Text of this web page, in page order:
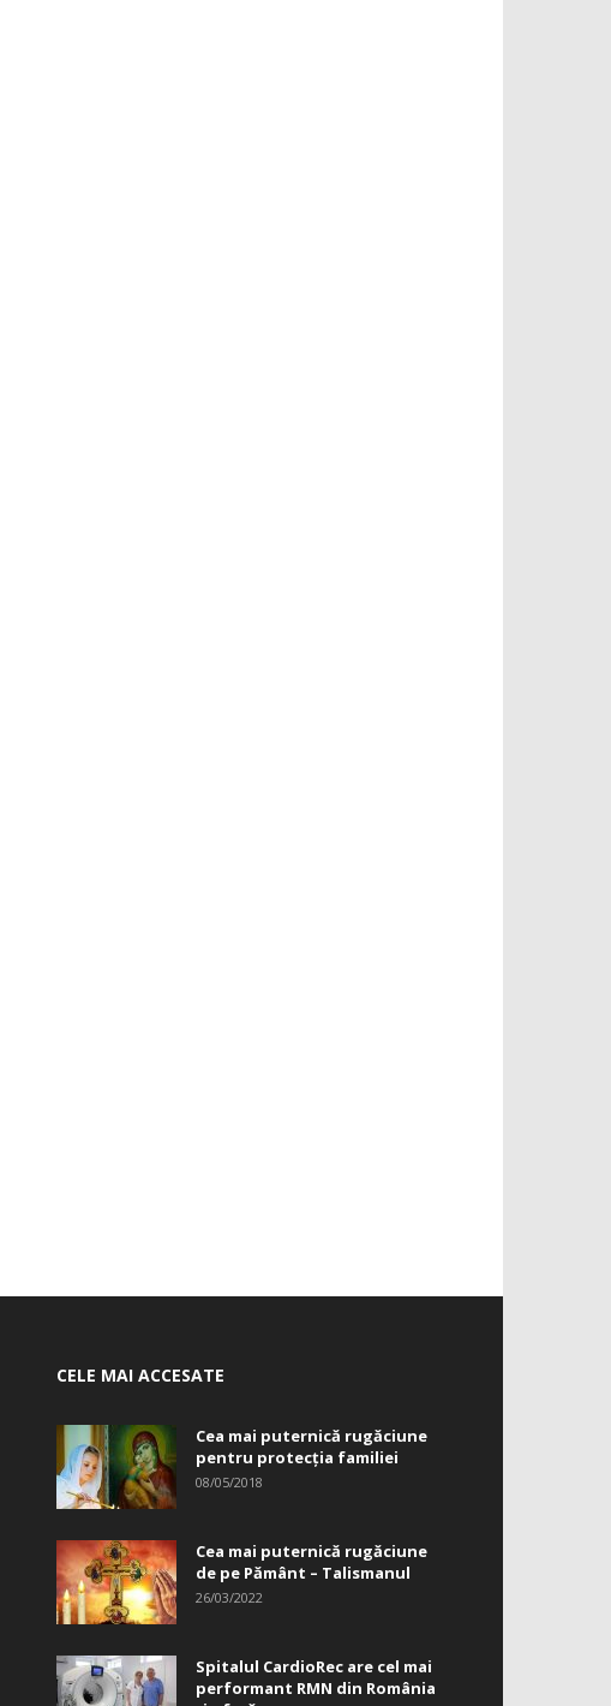
CELE MAI ACCESATE
Cea mai puternică rugăciune
pentru protecția familiei
08/05/2018
Cea mai puternică rugăciune
de pe Pământ – Talismanul
26/03/2022
Spitalul CardioRec are cel mai
performant RMN din România